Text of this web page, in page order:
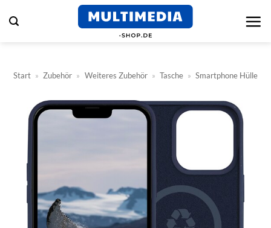
Inhalt
Start » Zubehör » Weiteres Zubehör » Tasche » Smartphone Hülle